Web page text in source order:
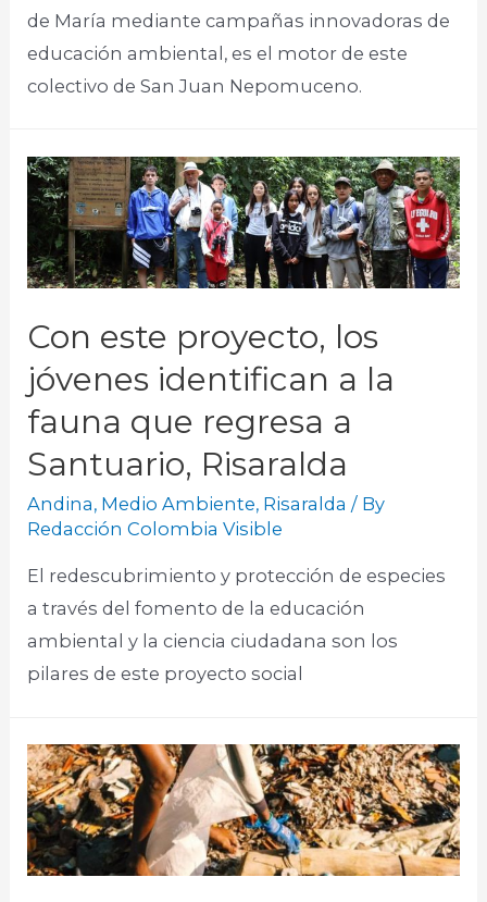
de María mediante campañas innovadoras de
educación ambiental, es el motor de este
colectivo de San Juan Nepomuceno.​
Con este proyecto, los
jóvenes identifican a la
fauna que regresa a
Santuario, Risaralda
Andina, Medio Ambiente, Risaralda / By
Redacción Colombia Visible
El redescubrimiento y protección de especies
a través del fomento de la educación
ambiental y la ciencia ciudadana son los
pilares de este proyecto social